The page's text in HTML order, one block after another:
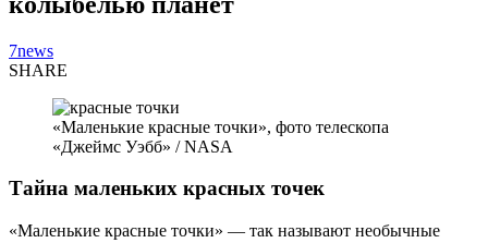
7news
SHARE
«Маленькие красные точки», фото телескопа
«Джеймс Уэбб» / NASA
Тайна маленьких красных точек
«Маленькие красные точки» — так называют необычные